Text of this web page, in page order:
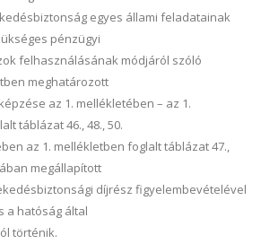
egyes állami feladatainak
pénzügyi
felhasználásának módjáról szóló
meghatározott
az 1. mellékletében – az 1.
táblázat 46., 48., 50.
az 1. mellékletben foglalt táblázat 47.,
megállapított
díjrész figyelembevételével
a hatóság által
történik.